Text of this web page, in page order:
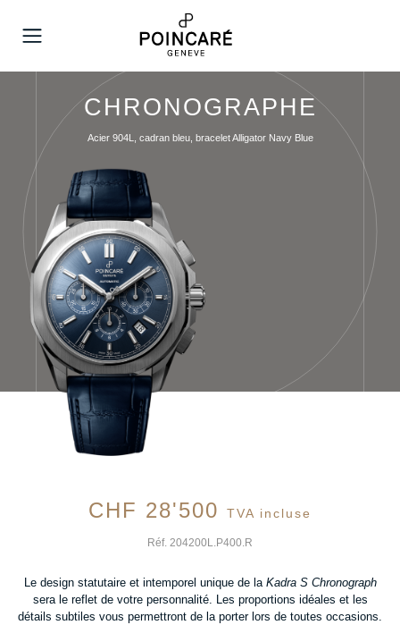
CHRONOGRAPHE
Acier 904L, cadran bleu, bracelet Alligator Navy Blue
CHF 28'500 TVA incluse
Réf. 204200L.P400.R
Le design statutaire et intemporel unique de la Kadra S Chronograph
sera le reflet de votre personnalité. Les proportions idéales et les
détails subtiles vous permettront de la porter lors de toutes occasions.